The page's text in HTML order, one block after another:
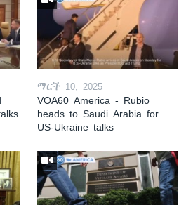
ማርች 10, 2025
VOA60 America - Rubio
heads to Saudi Arabia for
US-Ukraine talks